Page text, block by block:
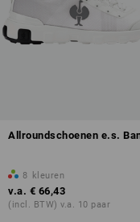
Allroundschoenen e.s.
8 kleuren
v.a. € 66,43
(incl. BTW) v.a. 10 paar